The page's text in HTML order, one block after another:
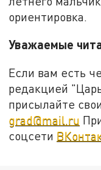
ориентировка.
Уважаемые
Если вам есть
редакцией
присылайте
grad@mail.ru
соцсети